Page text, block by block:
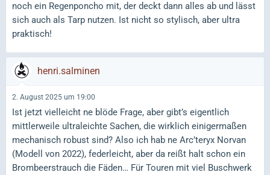
noch ein Regenponcho mit, der deckt dann alles ab und lässt
sich auch als Tarp nutzen. Ist nicht so stylisch, aber ultra
praktisch!
henri.salminen
2. August 2025 um 19:00
Ist jetzt vielleicht ne blöde Frage, aber gibt’s eigentlich
mittlerweile ultraleichte Sachen, die wirklich einigermaßen
mechanisch robust sind? Also ich hab ne Arc’teryx Norvan
(Modell von 2022), federleicht, aber da reißt halt schon ein
Brombeerstrauch die Fäden… Für Touren mit viel Buschwerk